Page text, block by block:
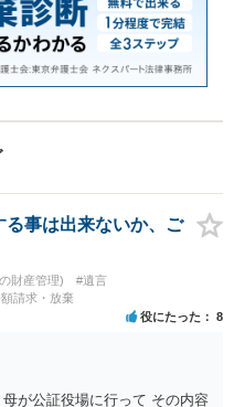
事は出来ないか、ご
財産管理)
#遺言
請求・放棄
役にたった 8
が公証役場に行って その内容